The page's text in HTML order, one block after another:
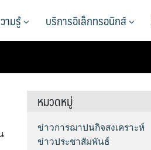
ามรู้ บริการอิเล็กทรอนิกส์
หมวดหมู่
ข่าวการฌาปนกิจสงเคราะห์
ข่าวประชาสัมพันธ์